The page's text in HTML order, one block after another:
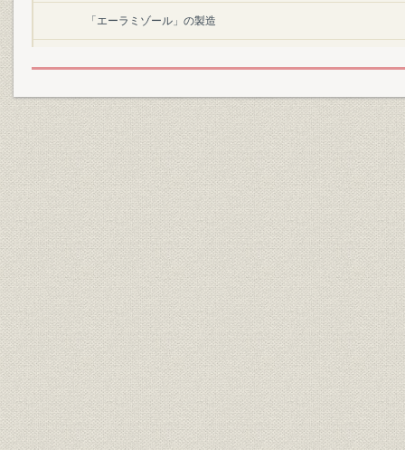
「エーラミゾール」の製造
「ネオエーラミゾール」の開発
万有舎密株式会社の創立
3. 目黒工場の建設と初期の製品
目黒工場の建築
大戦の終結と新製品
その他薬品の製造
4. 関東大震災と岩垂亨の外遊
関東大震災の影響
岩垂亨の渡米
万有製薬株式会社に社名変更